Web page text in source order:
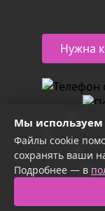
Мы используем
Файлы cookie
сохранять ваши
Подробнее — в
Нужна
Сайт